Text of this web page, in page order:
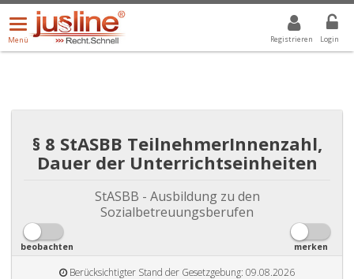
Registrieren Login
Menü
öffnen/schließen
Menü
ALLE DROPDOWN: GEWÄHLTER WERT IST ALLE
§ 8 StASBB TeilnehmerInnenzahl,
Dauer der Unterrichtseinheiten
StASBB - Ausbildung zu den
Sozialbetreuungsberufen
beobachten merken
Berücksichtigter Stand der Gesetzgebung: 09.08.2026